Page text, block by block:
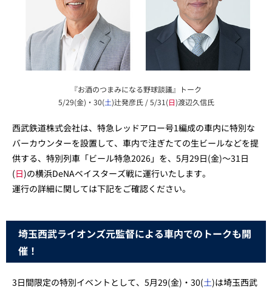
『お酒のつまみになる野球談議』トーク
5/29(金)・30(土)辻発彦氏 / 5/31(日)渡辺久信氏
西武鉄道株式会社は、特急レッドアロー号1編成の車内に特別な
バーカウンターを設置して、車内で注ぎたての生ビールなどを提
供する、特別列車「ビール特急2026」を、5月29日(金)～31日
(日)の横浜DeNAベイスターズ戦に運行いたします。
運行の詳細に関しては下記をご確認ください。
埼玉西武ライオンズ元監督による車内でのトークも開
催！
3日間限定の特別イベントとして、5月29(金)・30(土)は埼玉西武